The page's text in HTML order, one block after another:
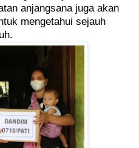
anjangsana juga akan
mengetahui sejauh